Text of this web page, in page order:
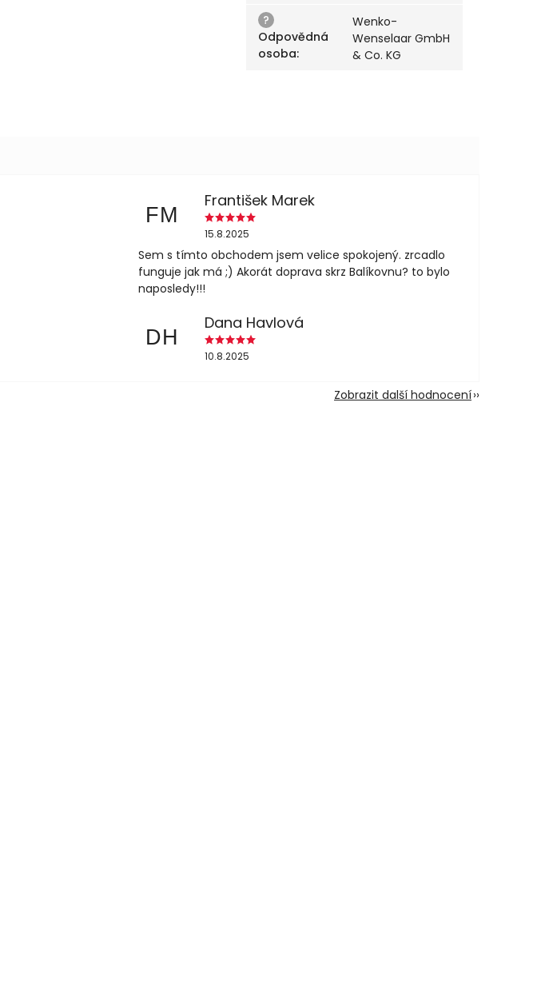
?
Odpovědná
osoba:
Wenko-
Wenselaar GmbH
& Co. KG
FM
František Marek
15.8.2025
Sem s tímto obchodem jsem velice spokojený. zrcadlo
funguje jak má ;) Akorát doprava skrz Balíkovnu? to bylo
naposledy!!!
DH
Dana Havlová
10.8.2025
Zobrazit další hodnocení